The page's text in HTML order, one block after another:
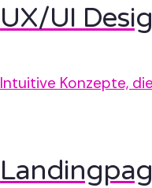
UX/UI
Intuitive Konzepte,